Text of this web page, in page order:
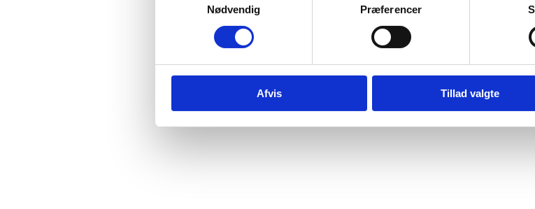
Nødvendig
Præferencer
Afvis Tillad valgte